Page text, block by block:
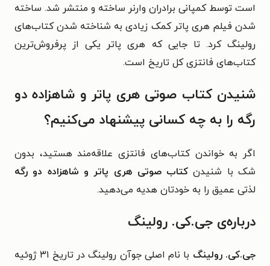
است توسط کمپانی برادران وارنر ساخته و منتشر شد. ساخته
شدن فیلم هری پاتر کمک زیادی به شناخته شدن کتاب‌های
رولینگ کرد. تا جایی که هری پاتر یکی از پرفروش‌ترین
کتاب‌های فانتزی کل تاریخ است.
شنیدن کتاب صوتی هری پاتر و شاهزاده دو
رگه را به چه کسانی پیشنهاد می‌کنیم؟
اگر به خواندن کتاب‌های فانتزی علاقه‌مند هستید، بدون
شک با شنیدن کتاب صوتی هری پاتر و شاهزاده دو رگه
لذتی عمیق را به خودتان هدیه می‌دهید.
درباره‌ی جی.کی. رولینگ
جی.کی. رولینگ
با نام اصلی جوآن رولینگ در تاریخ ۳۱ ژوئیه